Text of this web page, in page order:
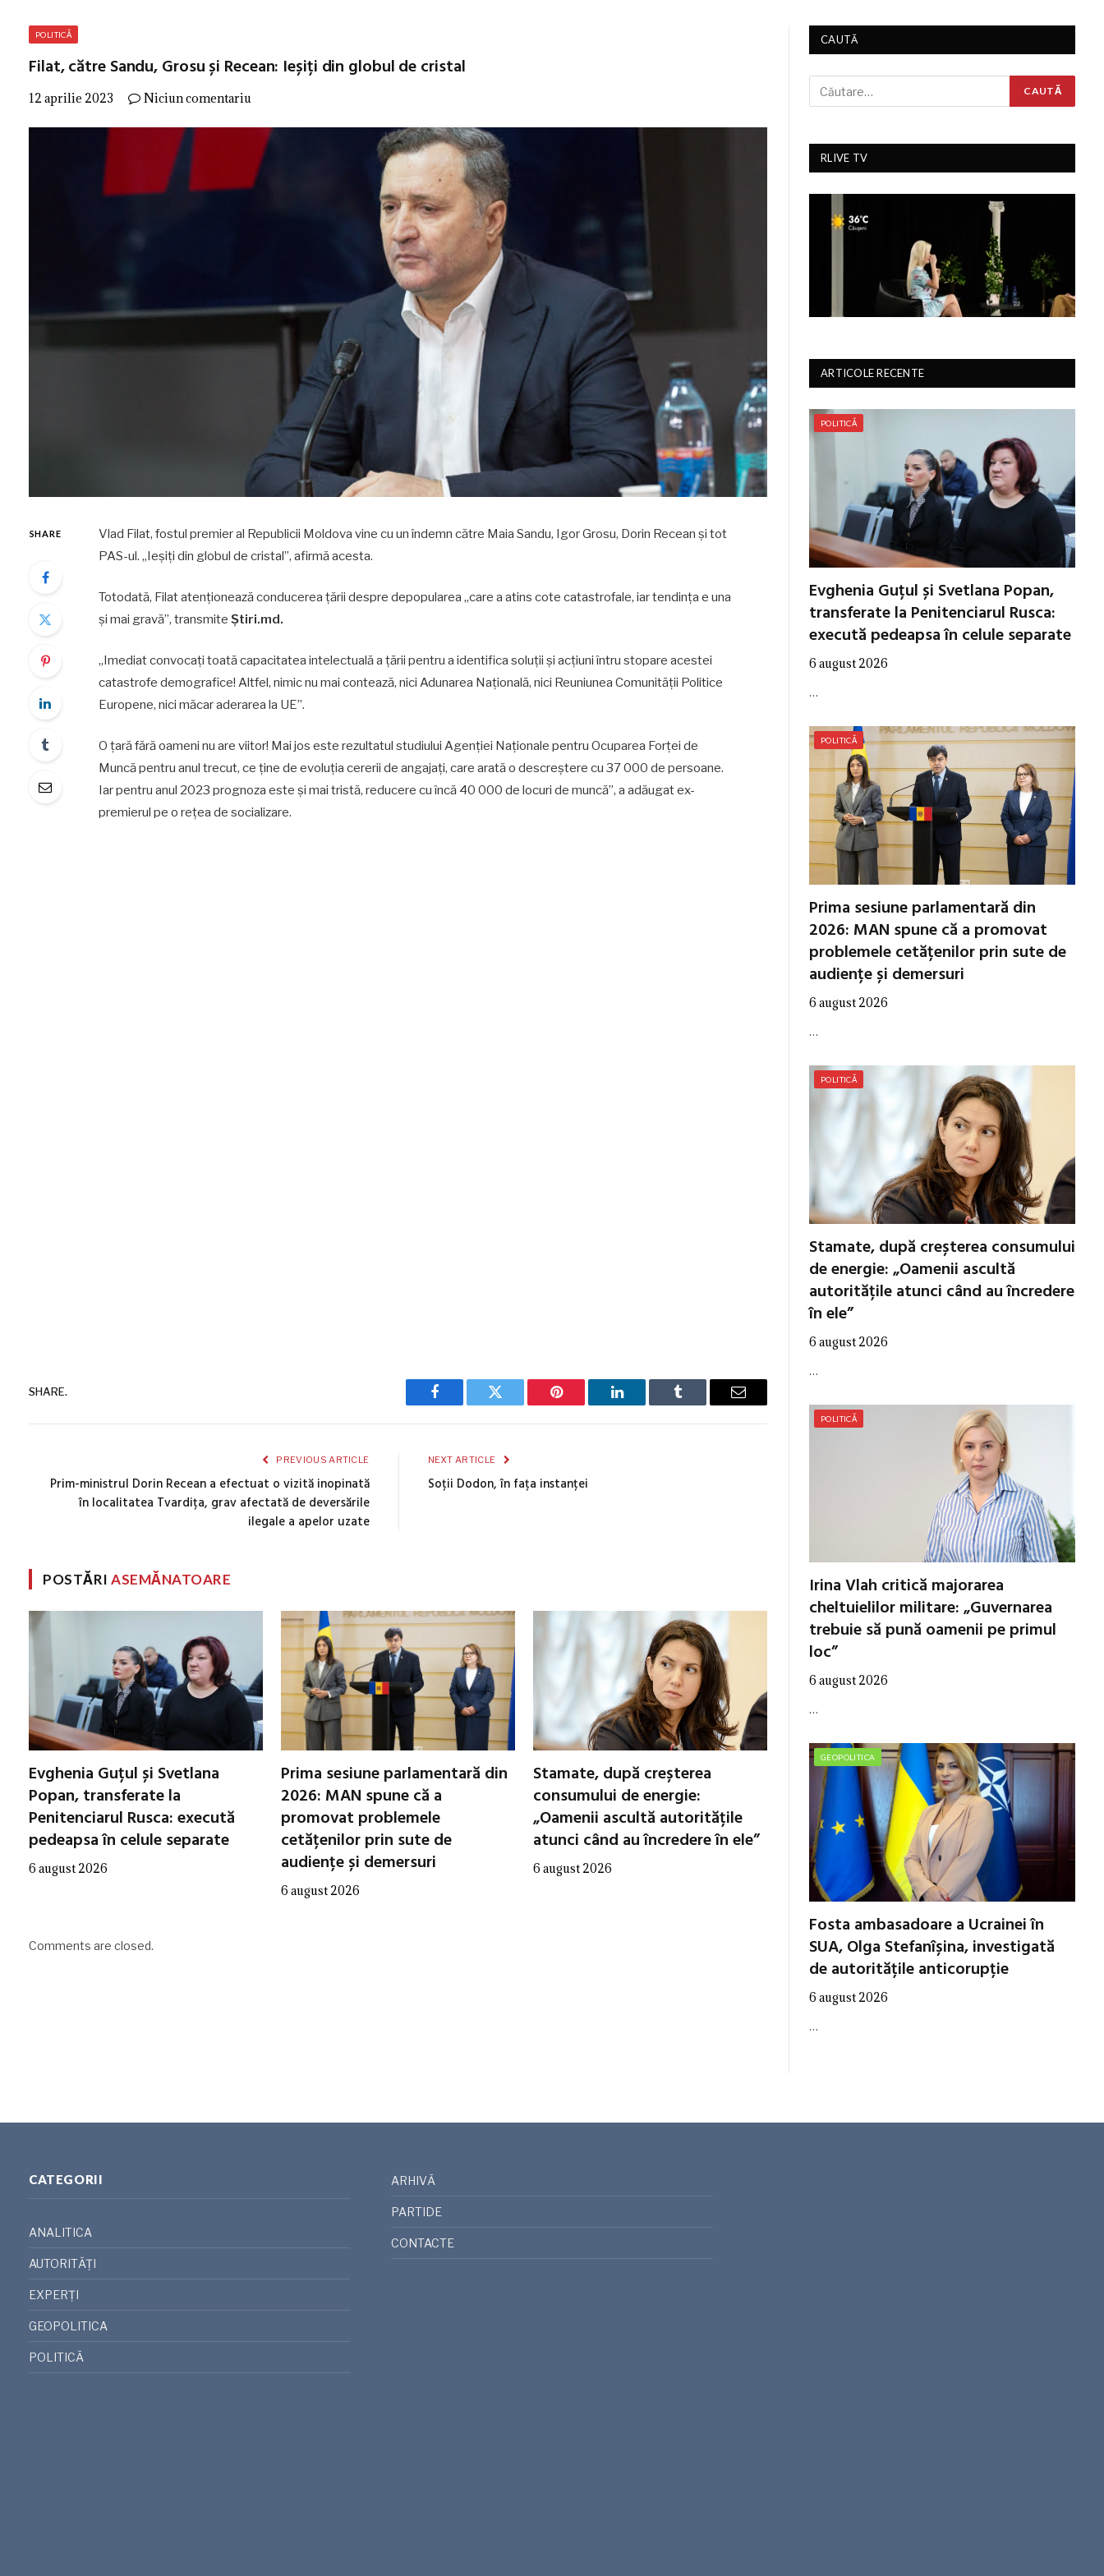
POLITICĂ
Filat, către Sandu, Grosu și Recean: Ieșiți din globul de cristal
12 aprilie 2023 Niciun comentariu
SHARE
Vlad Filat, fostul premier al Republicii Moldova vine cu un îndemn către Maia Sandu, Igor Grosu, Dorin Recean și tot
PAS-ul. „Ieșiți din globul de cristal”, afirmă acesta.
Totodată, Filat atenționează conducerea țării despre depopularea „care a atins cote catastrofale, iar tendința e una
și mai gravă”, transmite Știri.md.
„Imediat convocați toată capacitatea intelectuală a țării pentru a identifica soluții și acțiuni întru stopare acestei
catastrofe demografice! Altfel, nimic nu mai contează, nici Adunarea Națională, nici Reuniunea Comunității Politice
Europene, nici măcar aderarea la UE”.
O țară fără oameni nu are viitor! Mai jos este rezultatul studiului Agenției Naționale pentru Ocuparea Forței de
Muncă pentru anul trecut, ce ține de evoluția cererii de angajați, care arată o descreștere cu 37 000 de persoane.
Iar pentru anul 2023 prognoza este și mai tristă, reducere cu încă 40 000 de locuri de muncă”, a adăugat ex-
premierul pe o rețea de socializare.
SHARE.
Facebook Twitter Pinterest LinkedIn Tumblr Email
PREVIOUS ARTICLE
Prim-ministrul Dorin Recean a efectuat o vizită inopinată
în localitatea Tvardița, grav afectată de deversările
ilegale a apelor uzate
NEXT ARTICLE
Soții Dodon, în fața instanței
POSTĂRIASEMĂNATOARE
Evghenia Guțul și Svetlana
Popan, transferate la
Penitenciarul Rusca: execută
pedeapsa în celule separate
6 august 2026
Prima sesiune parlamentară din
2026: MAN spune că a
promovat problemele
cetățenilor prin sute de
audiențe și demersuri
6 august 2026
Stamate, după creșterea
consumului de energie:
„Oamenii ascultă autoritățile
atunci când au încredere în ele”
6 august 2026
Comments are closed.
CAUTĂ
RLIVE TV
ARTICOLE RECENTE
POLITICĂ
Evghenia Guțul și Svetlana Popan,
transferate la Penitenciarul Rusca:
execută pedeapsa în celule separate
6 august 2026
…
POLITICĂ
Prima sesiune parlamentară din
2026: MAN spune că a promovat
problemele cetățenilor prin sute de
audiențe și demersuri
6 august 2026
…
POLITICĂ
Stamate, după creșterea consumului
de energie: „Oamenii ascultă
autoritățile atunci când au încredere
în ele”
6 august 2026
…
POLITICĂ
Irina Vlah critică majorarea
cheltuielilor militare: „Guvernarea
trebuie să pună oamenii pe primul
loc”
6 august 2026
…
GEOPOLITICA
Fosta ambasadoare a Ucrainei în
SUA, Olga Stefanîșina, investigată
de autoritățile anticorupție
6 august 2026
…
CATEGORII
ANALITICA
AUTORITĂȚI
EXPERȚI
GEOPOLITICA
POLITICĂ
ARHIVĂ
PARTIDE
CONTACTE